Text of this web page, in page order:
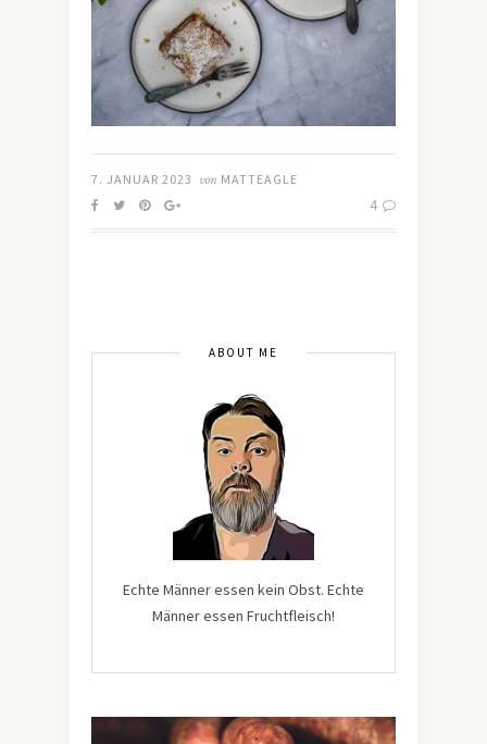
7. JANUAR 2023 von MATTEAGLE
4
ABOUT ME
Echte Männer essen kein Obst. Echte
Männer essen Fruchtfleisch!